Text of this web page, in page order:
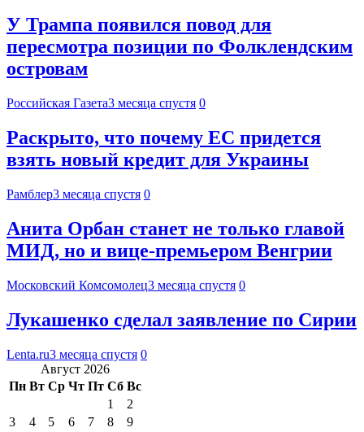
У Трампа появился повод для
пересмотра позиции по Фолклендским
островам
Российская Газета3 месяца спустя 0
Раскрыто, что почему ЕС придется
взять новый кредит для Украины
Рамблер3 месяца спустя 0
Анита Орбан станет не только главой
МИД, но и вице-премьером Венгрии
Московский Комсомолец3 месяца спустя 0
Лукашенко сделал заявление по Сирии
Lenta.ru3 месяца спустя 0
Август 2026
Пн Вт Ср Чт Пт Сб Вс
1
2
3
4 5 6 7 8
9